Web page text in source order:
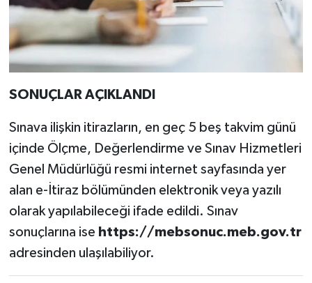
SONUÇLAR AÇIKLANDI
Sınava ilişkin itirazların, en geç 5 beş takvim günü
içinde Ölçme, Değerlendirme ve Sınav Hizmetleri
Genel Müdürlüğü resmi internet sayfasında yer
alan e-İtiraz bölümünden elektronik veya yazılı
olarak yapılabileceği ifade edildi. Sınav
sonuçlarına ise https://mebsonuc.meb.gov.tr
adresinden ulaşılabiliyor.